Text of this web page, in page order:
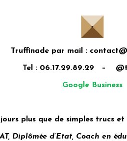
Truffinade par mail :
Tel : 06.17.29.89.29 –
Google Business
plus que de simples trucs
Diplômée d’Etat, Coach en